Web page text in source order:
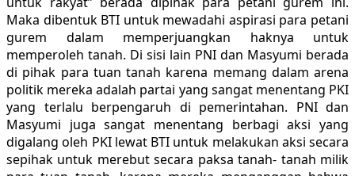
Maka dibentuk BTI untuk mewadahi aspirasi para petani
gurem dalam memperjuangkan haknya untuk
memperoleh tanah. Di sisi lain PNI dan Masyumi berada
di pihak para tuan tanah karena memang dalam arena
politik mereka adalah partai yang sangat menentang PKI
yang terlalu berpengaruh di pemerintahan. PNI dan
Masyumi juga sangat menentang berbagi aksi yang
digalang oleh PKI lewat BTI untuk melakukan aksi secara
sepihak untuk merebut secara paksa tanah- tanah milik